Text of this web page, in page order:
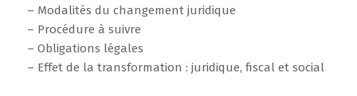
– Modalités du changement juridique
– Procédure à suivre
– Obligations légales
– Effet de la transformation : juridique, fiscal et social